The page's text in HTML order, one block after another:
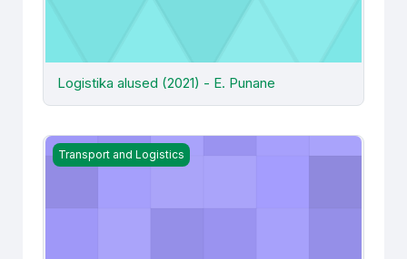
Logistika alused (2021) - E. Punane
Logistika alused (2021) - S. Raba
Transport and Logistics